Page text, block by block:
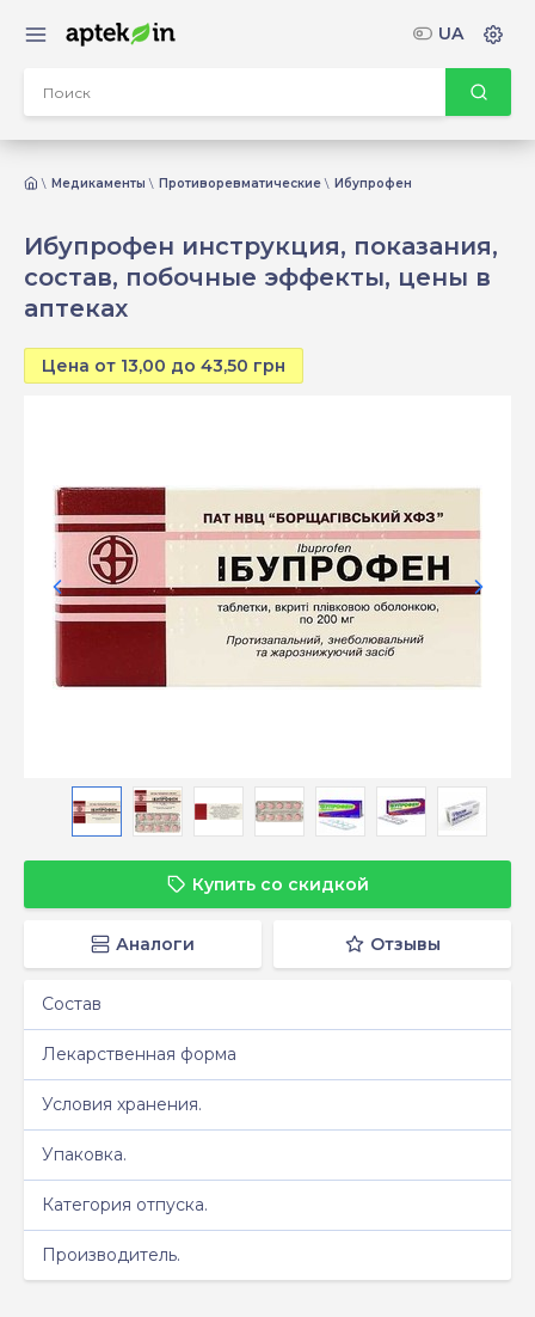
Медикаменты Противоревматические Ибупрофен
Ибупрофен инструкция, показания,
состав, побочные эффекты, цены в
аптеках
Цена от 13,00 до 43,50 грн
Купить со скидкой
Аналоги Отзывы
Состав
Лекарственная форма
Условия хранения.
Упаковка.
Категория отпуска.
Производитель.
UA